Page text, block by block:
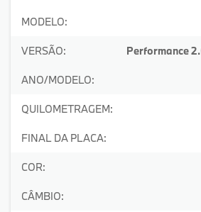
MODELO:
VERSÃO: Performance
ANO/MODELO:
QUILOMETRAGEM:
FINAL DA PLACA:
COR:
CÂMBIO: